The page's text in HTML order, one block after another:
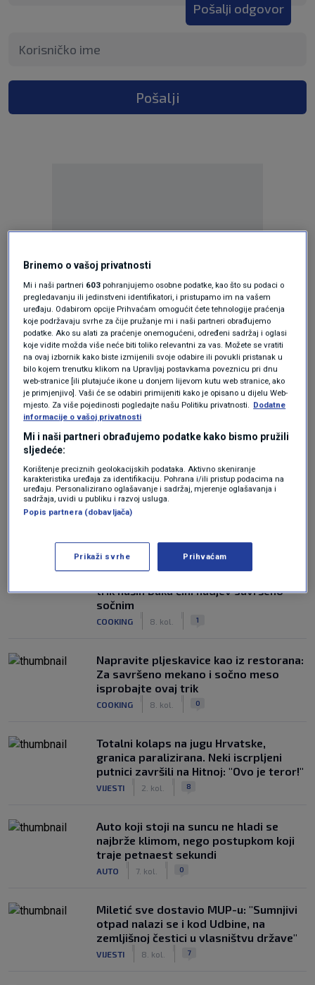
Pošalji odgovor
Pošalji
NAJČITANIJE
Punjene paprike kao nekad: Ovaj mali
trik naših baka čini nadjev savršeno
sočnim
COOKING 8. kol. 1
Napravite pljeskavice kao iz restorana:
Za savršeno mekano i sočno meso
isprobajte ovaj trik
COOKING 8. kol. 0
Totalni kolaps na jugu Hrvatske,
granica paralizirana. Neki iscrpljeni
putnici završili na Hitnoj: "Ovo je teror!"
VIJESTI 2. kol. 8
Auto koji stoji na suncu ne hladi se
najbrže klimom, nego postupkom koji
traje petnaest sekundi
AUTO 7. kol. 0
Miletić sve dostavio MUP-u: "Sumnjivi
otpad nalazi se i kod Udbine, na
zemljišnoj čestici u vlasništvu države"
VIJESTI 8. kol. 7
Brinemo o vašoj privatnosti
Mi i naši partneri 603 pohranjujemo osobne podatke, kao što su podaci o
pregledavanju ili jedinstveni identifikatori, i pristupamo im na vašem
uređaju. Odabirom opcije Prihvaćam omogućit ćete tehnologije praćenja
koje podržavaju svrhe za čije pružanje mi i naši partneri obrađujemo
podatke. Ako su alati za praćenje onemogućeni, određeni sadržaj i oglasi
koje vidite možda više neće biti toliko relevantni za vas. Možete se vratiti
na ovaj izbornik kako biste izmijenili svoje odabire ili povukli pristanak u
bilo kojem trenutku klikom na Upravljaj postavkama poveznicu pri dnu
web-stranice [ili plutajuće ikone u donjem lijevom kutu web stranice, ako
je primjenjivo]. Vaši će se odabiri primijeniti kako je opisano u dijelu Web-
mjesto. Za više pojedinosti pogledajte našu Politiku privatnosti.
Dodatne
informacije o vašoj privatnosti
Mi i naši partneri obrađujemo podatke kako bismo pružili
sljedeće:
Korištenje preciznih geolokacijskih podataka. Aktivno skeniranje
karakteristika uređaja za identifikaciju. Pohrana i/ili pristup podacima na
uređaju. Personalizirano oglašavanje i sadržaj, mjerenje oglašavanja i
sadržaja, uvidi u publiku i razvoj usluga.
Popis partnera (dobavljača)
Prikaži svrhe Prihvaćam